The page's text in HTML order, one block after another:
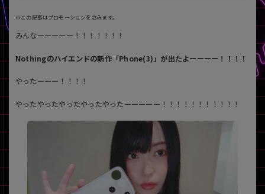
※この記事はプロモーションを含みます。
みんなーーーーー！！！！！！！
Nothingのハイエンドの新作「Phone(3)」が出たよーーーー！！！！
やったーーー！！！！
やったやったやったやったやったーーーーー！！！！！！！！！！！
ドライブの絞り込み
ランク
「新品」「未使用」「中古」など
CPU